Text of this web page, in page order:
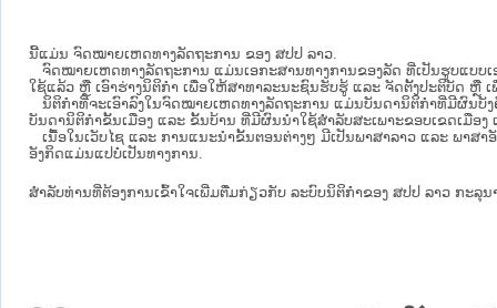
ນີ້ແມ່ນ ຈົດໝາຍເຫດທາງລັດຖະການ ຂອງ ສປປ ລາວ.
ຈົດໝາຍເຫດທາງລັດຖະການ ແມ່ນ​ເອ​ກະ​ສານ​ທາງ​ການ​ຂອງ​ລັດ ທີ່​ເປັນ​ຮູບ​ແບບ​
ໃຊ້ແລ້ວ ຫຼື ເອົາຮ່າງນິຕິກໍາ ເພື່ອໃຫ້​ສາ​ທາ​ລະ​ນະ​ຊົນ​ຮັບ​ຮູ້ ແລະ ຈັດ​ຕັ້ງ​ປະ​ຕິ​ບັດ ຫຼື
ນິ​ຕິ​ກຳ​ທີ່​ຈະ​ເອົາ​ລົງ​ໃນ​ຈົດ​ໝາຍ​ເຫດ​ທາງ​ລັດ​ຖະ​ການ ​ແມ່ນ​ບັນ​ດາ​ນິ​ຕິ​ກຳ​ທີ່​ມີ​ຜົນ​ບັ
ບັນ​ດານິ​ຕິ​ກຳ​ຂັ້ນ​ເມືອງ ແລະ ຂັ້ນ​ບ້ານ ​ທີ່​ມີ​ຜົນ​ນຳ​ໃຊ້​ສຳ​ລັບ​ສະ​ເພາະ​ຂອບ​ເຂດ​ເມືອງ
ເນື້ອໃນ​ເວັບ​ໄຊ​ ແລະ ການແນະນໍາຂັ້ນຕອນຕ່າງໆ ມີເປັນພາສາລາວ ແລະ ພາສ
ອັງກິດແມ່ນແປບໍ່ເປັນທາງການ.
ສໍາລັບທ່ານທີ່ຕ້ອງການເຂົ້າໃຈເພີ່ມຕື່ມກ່ຽວກັບ ລະບົບນິຕິກຳຂອງ ສປປ ລາວ ກະລຸນ